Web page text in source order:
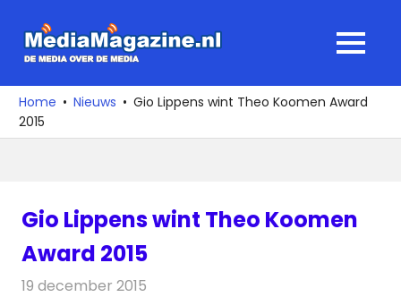
naar
media
over
de
MENU
Home Nieuws
Gio Lippens wint Theo Koomen Award
2015
Gio Lippens wint Theo Koomen
Award 2015
19 december 2015